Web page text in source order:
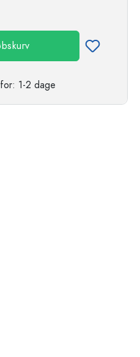
1-2 dage